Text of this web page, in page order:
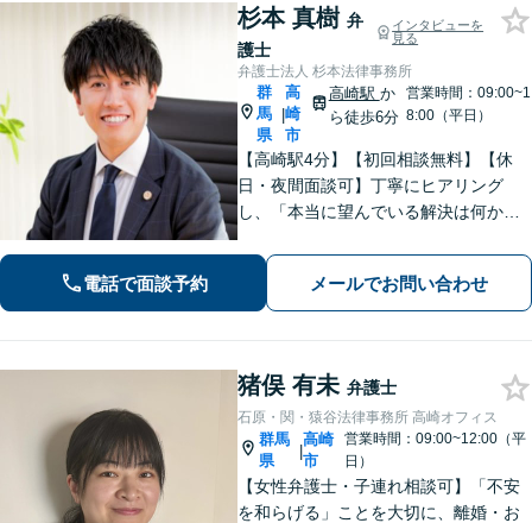
杉本 真樹 弁
護士
インタビューを
見る
弁護士法人 杉本法律事務所
群
馬
県
|
高
崎
市
高崎駅 か
ら徒歩6分
営業時間：09:00~1
8:00（平日）
【高崎駅4分】【初回相談無料】【休
日・夜間面談可】丁寧にヒアリング
し、「本当に望んでいる解決は何か」
きめ細やかな対応で、依頼者さまにご
満足いただけるように心がけておりま
す。お悩みの際は、ぜひご相談くださ
い。
電話で面談予約 メールでお問い合わせ
猪俣 有未 弁護士
石原・関・猿谷法律事務所 高崎オフィス
群馬
県
|
高崎
市
営業時間：09:00~12:00（平
日）
【女性弁護士・子連れ相談可】「不安
を和らげる」ことを大切に、離婚・お